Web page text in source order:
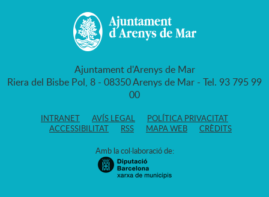
Ajuntament d'Arenys de Mar
Riera del Bisbe Pol, 8 - 08350 Arenys de Mar - Tel. 93 795 99
00
INTRANET AVÍS LEGAL
POLÍTICA PRIVACITAT
ACCESSIBILITAT
RSS MAPA WEB CRÈDITS
Amb la col·laboració de: